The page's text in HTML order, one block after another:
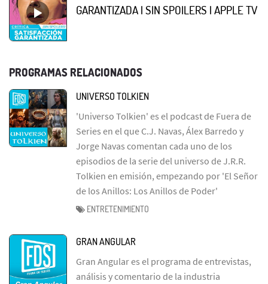
GARANTIZADA | SIN SPOILERS | APPLE TV
PROGRAMAS RELACIONADOS
UNIVERSO TOLKIEN
'Universo Tolkien' es el podcast de Fuera de
Series en el que C.J. Navas, Álex Barredo y
Jorge Navas comentan cada uno de los
episodios de la serie del universo de J.R.R.
Tolkien en emisión, empezando por 'El Señor
de los Anillos: Los Anillos de Poder'
ENTRETENIMIENTO
GRAN ANGULAR
Gran Angular es el programa de entrevistas,
análisis y comentario de la industria